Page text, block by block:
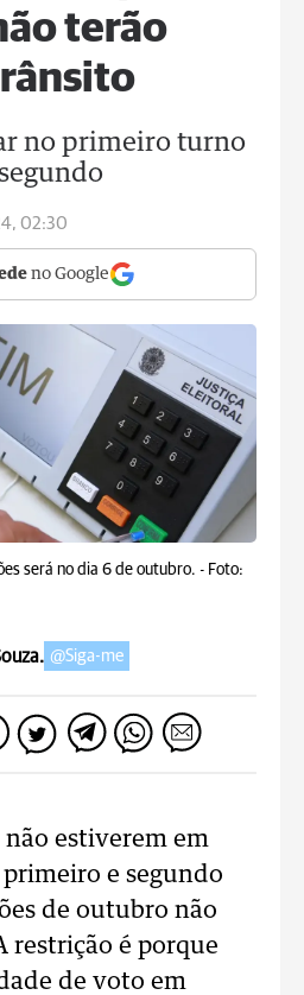
terão
no primeiro turno
02:30
no Google
será no dia 6 de outubro. - Foto:
@Siga-me
não estiverem em
e segundo
de outubro não
restrição é porque
de voto em